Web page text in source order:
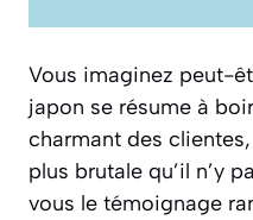
Vous imaginez peut-
japon se résume à
charmant des
plus brutale qu’il n’y
vous le témoignage